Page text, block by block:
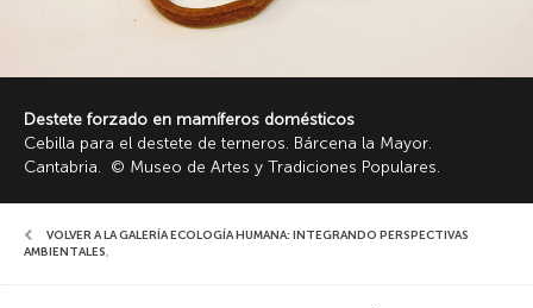
Destete forzado en mamíferos domésticos
Cebilla para el destete de terneros. Bárcena la Mayor.
Cantabria. © Museo de Artes y Tradiciones Populares.
VOLVER A LA GALERÍA ECOLOGÍA HUMANA: INTEGRANDO PERSPECTIVAS
AMBIENTALES,